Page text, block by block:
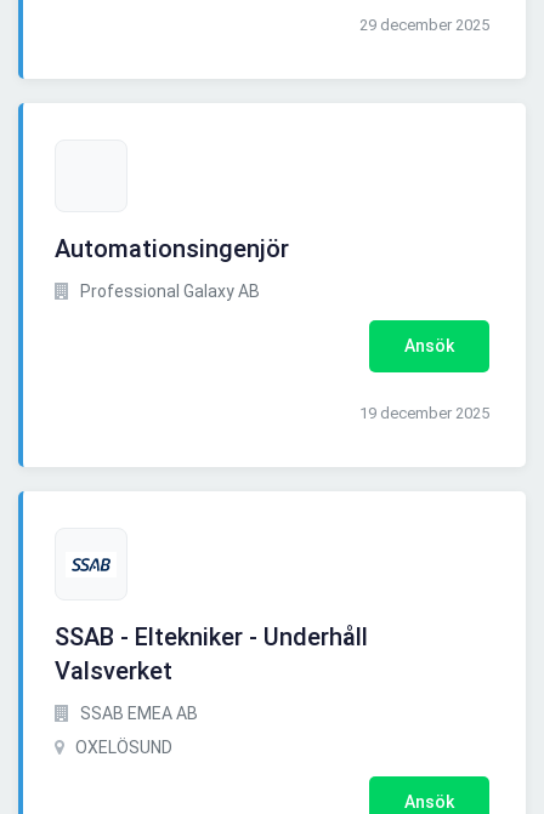
29 december 2025
Automationsingenjör
Professional Galaxy AB
Ansök
19 december 2025
SSAB - Eltekniker - Underhåll
Valsverket
SSAB EMEA AB
OXELÖSUND
Ansök